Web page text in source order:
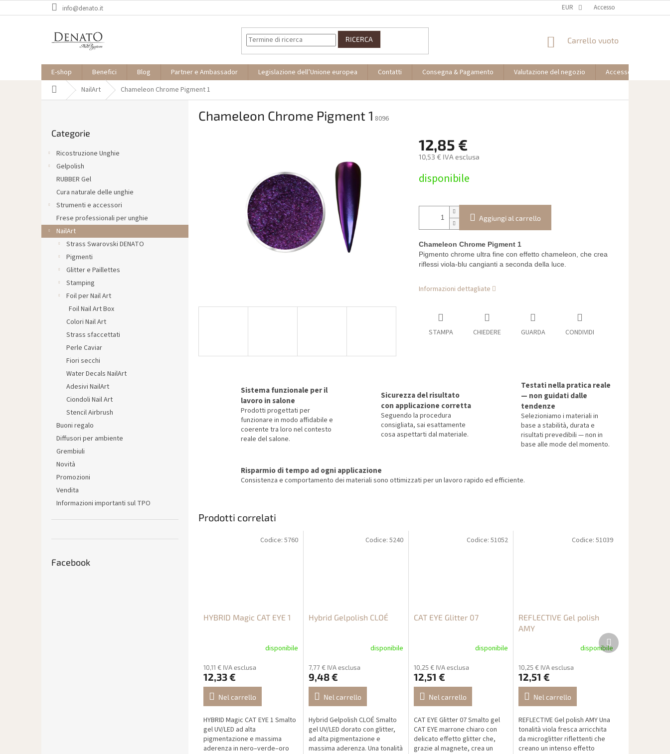
al
info@denato.it EUR Accesso
RICERCA
CARRELLO
SPESA
Carrello vuoto
E-shop Benefici Blog Partner e Ambassador Legislazione dell’Unione europea Contatti Consegna & Pagamento Valutazione del negozio
Accesso partner
Casa NailArt Chameleon Chrome Pigment 1
l
e
le
Categorie
Ricostruzione Unghie
Gelpolish
RUBBER Gel
Cura naturale delle unghie
Strumenti e accessori
Frese professionali per unghie
NailArt
Strass Swarovski DENATO
Pigmenti
Glitter e Paillettes
Stamping
Foil per Nail Art
Foil Nail Art Box
Colori Nail Art
Strass sfaccettati
Perle Caviar
Fiori secchi
Water Decals NailArt
Adesivi NailArt
Ciondoli Nail Art
Stencil Airbrush
Buoni regalo
Diffusori per ambiente
Grembiuli
Novità
Promozioni
Vendita
Informazioni importanti sul TPO
Facebook
Chameleon Chrome Pigment 1 8096
12,85 €
10,53 € IVA esclusa
della
disponibile
Aggiungi al carrello
Chameleon Chrome Pigment 1
Pigmento chrome ultra fine con effetto chameleon, che crea
riflessi viola-blu cangianti a seconda della luce.
Informazioni dettagliate
STAMPA CHIEDERE GUARDA CONDIVIDI
Sistema funzionale per il
lavoro in salone
Prodotti progettati per
funzionare in modo affidabile e
coerente tra loro nel contesto
reale del salone.
Sicurezza del risultato
con applicazione corretta
Seguendo la procedura
consigliata, sai esattamente
cosa aspettarti dal materiale.
Testati nella pratica reale
— non guidati dalle
tendenze
Selezioniamo i materiali in
base a stabilità, durata e
risultati prevedibili — non in
base alle mode del momento.
Risparmio di tempo ad ogni applicazione
Consistenza e comportamento dei materiali sono ottimizzati per un lavoro rapido ed efficiente.
Prodotti correlati
HYBRID Magic CAT EYE 1
disponibile
10,11 € IVA esclusa
12,33 €
Nel carrello
HYBRID Magic CAT EYE 1 Smalto
gel UV/LED ad alta
pigmentazione e massima
aderenza in nero–verde–oro
Codice: 5760
Hybrid Gelpolish CLOÉ
disponibile
7,77 € IVA esclusa
9,48 €
Nel carrello
Hybrid Gelpolish CLOÉ Smalto
gel UV/LED dorato con glitter,
ad alta pigmentazione e
massima aderenza. Una tonalità
Codice: 5240
CAT EYE Glitter 07
disponibile
10,25 € IVA esclusa
12,51 €
Nel carrello
CAT EYE Glitter 07 Smalto gel
CAT EYE marrone chiaro con
delicato effetto glitter che,
grazie al magnete, crea un
Codice:51052
REFLECTIVE Gel polish
AMY
disponibile
10,25 € IVA esclusa
12,51 €
Nel carrello
REFLECTIVE Gel polish AMY Una
tonalità viola fresca arricchita
da microglitter riflettenti che
creano un intenso effetto
Codice: 51039
Prodotto
successivo